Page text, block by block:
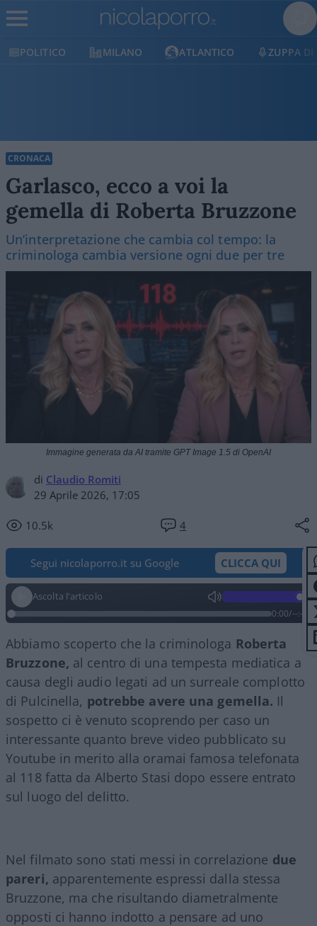
POLITICO MILANO ATLANTICO ZUPPA DI
CRONACA
Garlasco, ecco a voi la
gemella di Roberta Bruzzone
Un’interpretazione che cambia col tempo: la
criminologa cambia versione ogni due per tre
di Claudio Romiti
29 Aprile 2026, 17:05
10.5k 4
Immagine generata da AI tramite GPT Image 1.5 di OpenAI
Segui nicolaporro.it su Google CLICCA QUI
Ascolta l'articolo
0:00/--:--
Abbiamo scoperto che la criminologa Roberta
Bruzzone, al centro di una tempesta mediatica a
causa degli audio legati ad un surreale complotto
di Pulcinella, potrebbe avere una gemella. Il
sospetto ci è venuto scoprendo per caso un
interessante quanto breve video pubblicato su
Youtube in merito alla oramai famosa telefonata
al 118 fatta da Alberto Stasi dopo essere entrato
sul luogo del delitto.
Nel filmato sono stati messi in correlazione due
pareri, apparentemente espressi dalla stessa
Bruzzone, ma che risultando diametralmente
opposti ci hanno indotto a pensare ad uno